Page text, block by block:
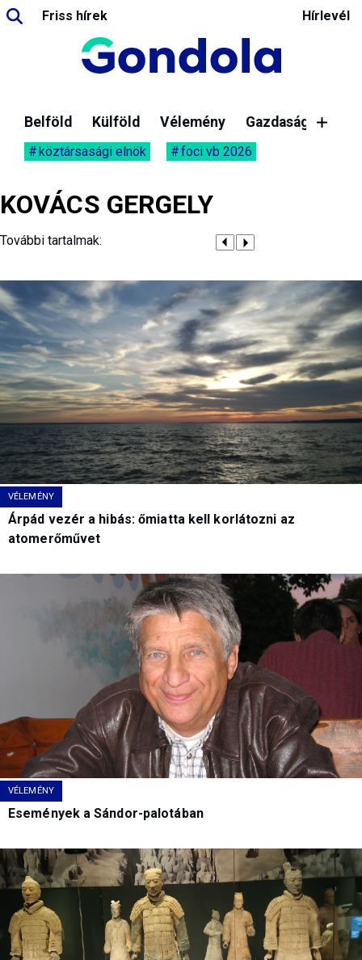
Friss hírek Hírlevél
Belföld Külföld Vélemény Gazdaság
köztársasági elnök foci vb 2026
KOVÁCS GERGELY
További tartalmak:
VÉLEMÉNY
Árpád vezér a hibás: őmiatta kell korlátozni az
atomerőművet
VÉLEMÉNY
Események a Sándor-palotában